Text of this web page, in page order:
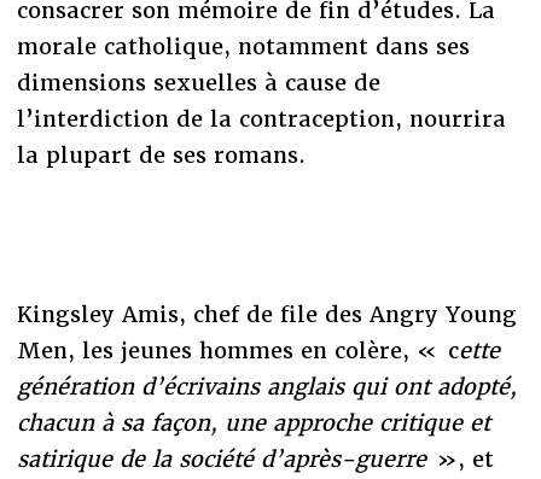
consacrer son mémoire de fin d’études. La
morale catholique, notamment dans ses
dimensions sexuelles à cause de
l’interdiction de la contraception, nourrira
la plupart de ses romans.
Kingsley Amis, chef de file des Angry Young
Men, les jeunes hommes en colère, « cette
génération d’écrivains anglais qui ont adopté,
chacun à sa façon, une approche critique et
satirique de la société d’après-guerre », et